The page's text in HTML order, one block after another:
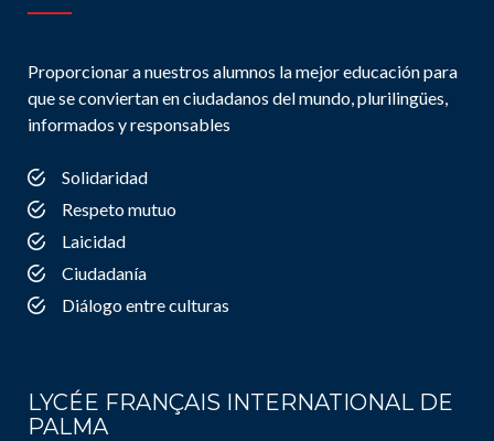
Proporcionar a nuestros alumnos la mejor educación para
que se conviertan en ciudadanos del mundo, plurilingües,
informados y responsables
Solidaridad
Respeto mutuo
Laicidad
Ciudadanía
Diálogo entre culturas
LYCÉE FRANÇAIS INTERNATIONAL DE
PALMA